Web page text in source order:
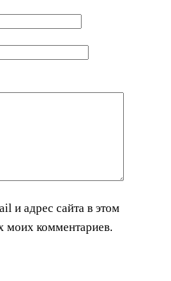
и адрес сайта в этом
моих комментариев.